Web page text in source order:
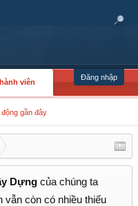
Đăng nhập
viên
động gần đây
Dựng của chúng ta
còn có nhiều thiếu